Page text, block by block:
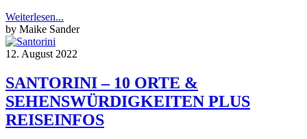
Weiterlesen...
by Maike Sander
12. August 2022
SANTORINI – 10 ORTE &
SEHENSWÜRDIGKEITEN PLUS
REISEINFOS